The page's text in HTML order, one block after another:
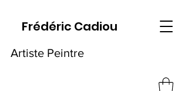
Frédéric Cadiou
Artiste Peintre